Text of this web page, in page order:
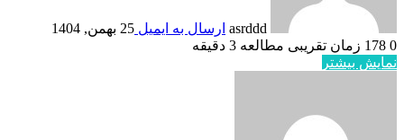
asrddd ارسال به ایمیل 25 بهمن, 1404
0
زمان تقریبی مطالعه 3 دقیقه
نمایش بیشتر